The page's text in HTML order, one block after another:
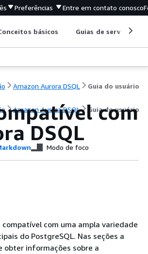
Preferências Entre em contato conosco
básicos Guias de serviço
Amazon Aurora DSQL Guia do usuário
Amazon Aurora DSQL Guia do usuário
com
DSQL
Modo de foco
compatível com uma ampla variedade
do PostgreSQL. Nas seções a
obter informações sobre a